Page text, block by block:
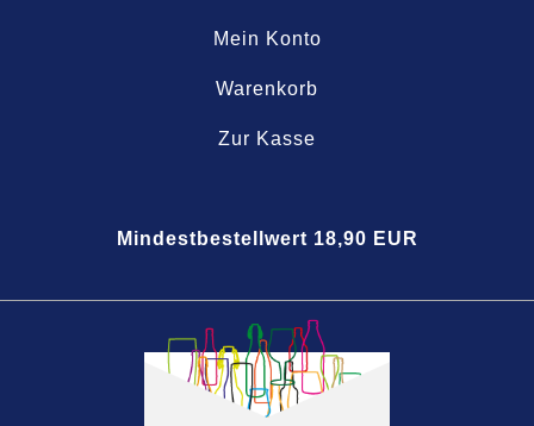
Mein Konto
Warenkorb
Zur Kasse
Mindestbestellwert 18,90 EUR